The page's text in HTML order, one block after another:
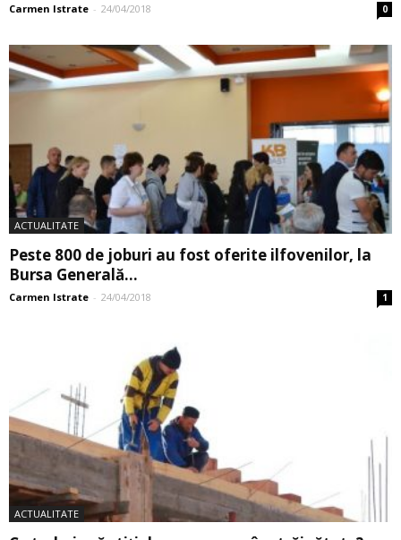
Carmen Istrate - 24/04/2018 0
ACTUALITATE
Peste 800 de joburi au fost oferite ilfovenilor, la
Bursa Generală...
Carmen Istrate - 24/04/2018 1
ACTUALITATE